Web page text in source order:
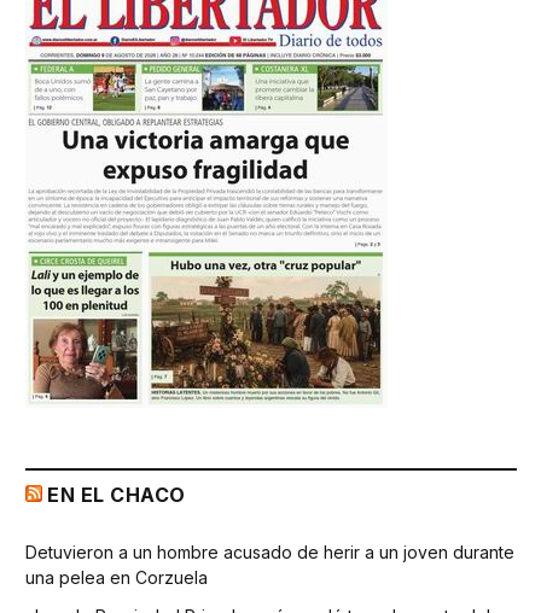
EN EL CHACO
Detuvieron a un hombre acusado de herir a un joven durante
una pelea en Corzuela